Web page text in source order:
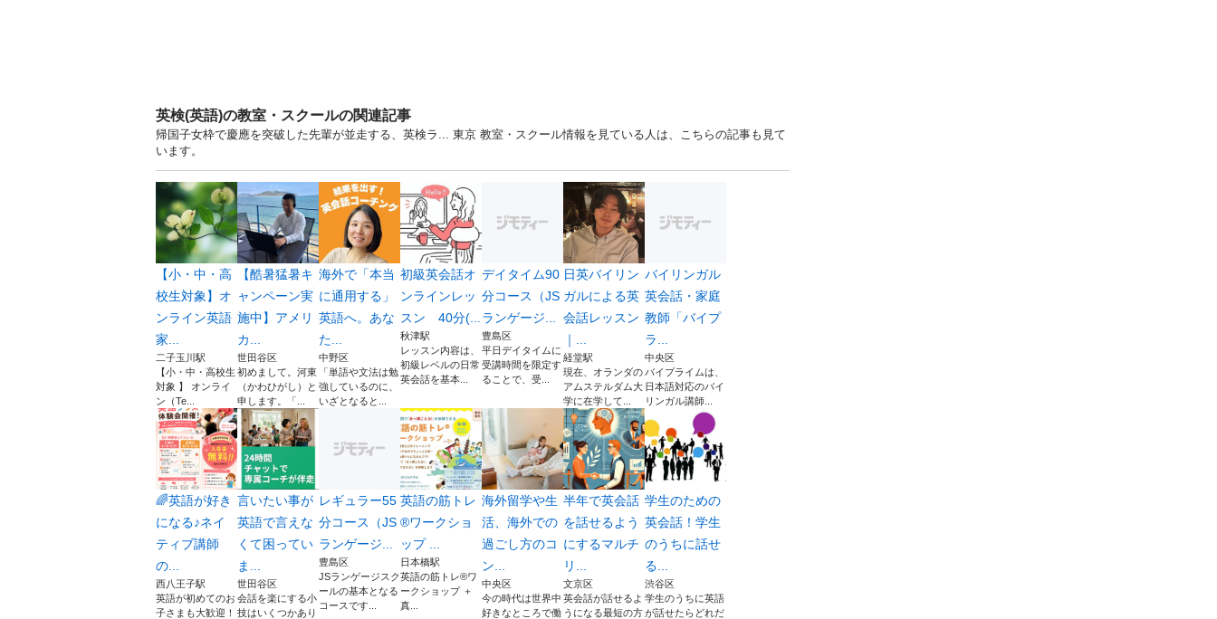
英検(英語)の教室・スクールの関連記事
帰国子女枠で慶應を突破した先輩が並走する、英検ラ... 東京 教室・スクール情報を見ている人は、こちらの記事も見て
います。
【小・中・高
校生対象】オ
ンライン英語
家...
二子玉川駅
【小・中・高校生
対象 】 オンライ
ン（Te...
【酷暑猛暑キ
ャンペーン実
施中】アメリ
カ...
世田谷区
初めまして。河東
（かわひがし）と
申します。「...
海外で「本当
に通用する」
英語へ。あな
た...
中野区
「単語や文法は勉
強しているのに、
いざとなると...
初級英会話オ
ンラインレッ
スン 40分(...
秋津駅
レッスン内容は、
初級レベルの日常
英会話を基本...
デイタイム90
分コース（JS
ランゲージ...
豊島区
平日デイタイムに
受講時間を限定す
ることで、受...
日英バイリン
ガルによる英
会話レッスン
｜...
経堂駅
現在、オランダの
アムステルダム大
学に在学して...
バイリンガル
英会話・家庭
教師「バイプ
ラ...
中央区
バイプライムは、
日本語対応のバイ
リンガル講師...
🌈英語が好き
になる♪ネイ
ティブ講師
の...
西八王子駅
英語が初めてのお
子さまも大歓迎！
言いたい事が
英語で言えな
くて困ってい
ま...
世田谷区
会話を楽にする小
技はいくつかあり
レギュラー55
分コース（JS
ランゲージ...
豊島区
JSランゲージスク
ールの基本となる
コースです...
英語の筋トレ
®️ワークショ
ップ ...
日本橋駅
英語の筋トレ®️ワ
ークショップ ＋
真...
海外留学や生
活、海外での
過ごし方のコ
ン...
中央区
今の時代は世界中
好きなところで働
半年で英会話
を話せるよう
にするマルチ
リ...
文京区
英会話が話せるよ
うになる最短の方
学生のための
英会話！学生
のうちに話せ
る...
渋谷区
学生のうちに英語
が話せたらどれだ